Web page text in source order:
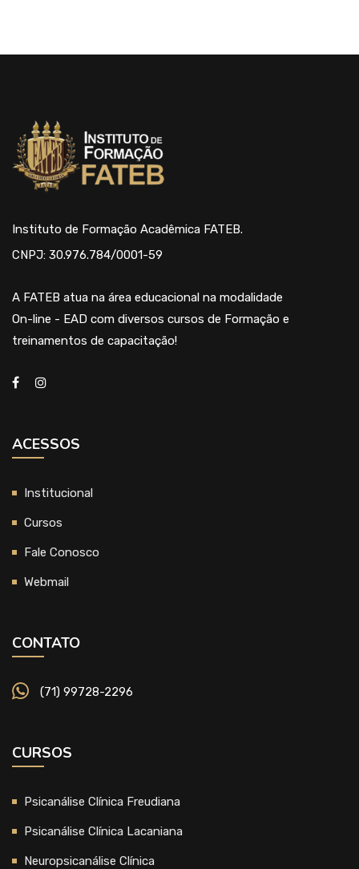
Instituto de Formação Acadêmica FATEB.
CNPJ: 30.976.784/0001-59
A FATEB atua na área educacional na modalidade
On-line - EAD com diversos cursos de Formação e
treinamentos de capacitação!
ACESSOS
Institucional
Cursos
Fale Conosco
Webmail
CONTATO
(71) 99728-2296
CURSOS
Psicanálise Clínica Freudiana
Psicanálise Clínica Lacaniana
Neuropsicanálise Clínica